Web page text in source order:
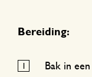
Bereiding:
Bak in